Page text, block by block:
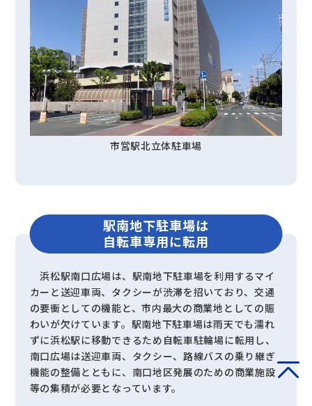
市営駅北立体駐車場
駅南地下駐車場は
自転車専用に転用
浜松駅南口広場は、駅南地下駐車場を利用するマイ
カーと送迎車両、タクシーが渋滞を招いており、交通
の要衝としての機能と、市内最大の商業地としての賑
わいが欠けています。駅南地下駐車場は雨天でも濡れ
ずに浜松駅に移動できるため自転車駐輪場に転用し、
南口広場は送迎車両、タクシー、路線バスの乗り継ぎ
機能の整備とともに、南口地区発展のための商業施設
等の集積が必要となっています。